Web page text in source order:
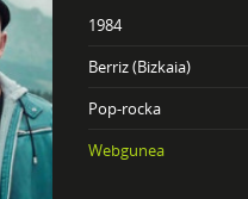
1984
Berriz (Bizkaia)
Pop-rocka
Webgunea